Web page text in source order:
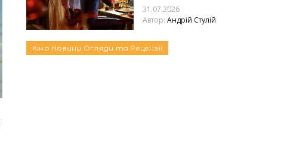
31.07.2026
Автор: Андрій Стулій
Кіно Новини Огляди та Рецензії